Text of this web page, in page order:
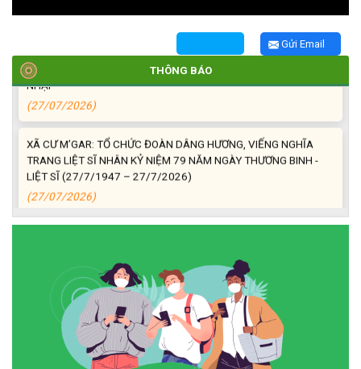
Gửi Email
THÔNG BÁO
HỘI NGƯỜI CAO TUỔI XÃ CƯ M’GAR: SƠ KẾT CÔNG TÁC HỘI 6
THÁNG ĐẦU NĂM VÀ KIỆN TOÀN TỔ CHỨC CHI HỘI SAU SÁP
NHẬP
(27/07/2026)
XÃ CƯ M’GAR: TỔ CHỨC ĐOÀN DÂNG HƯƠNG, VIẾNG NGHĨA
TRANG LIỆT SĨ NHÂN KỶ NIỆM 79 NĂM NGÀY THƯƠNG BINH -
LIỆT SĨ (27/7/1947 – 27/7/2026)
(27/07/2026)
ĐỒNG CHÍ PHAN XUÂN LỰC - CHỦ TỊCH UBND XÃ CƯ M’GAR
(27/07/2026)
Phát biểu bế mạc Hội nghị Trung ương 3, khóa XIV của Tổng Bí
thư, Chủ tịch nước Tô Lâm
(26/07/2026)